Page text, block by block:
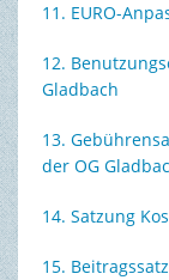
11. EURO-
12.
Gladbach
13.
der OG
14. Satzung
15.